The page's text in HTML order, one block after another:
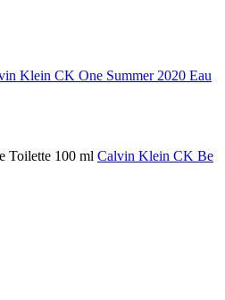
Klein CK One Summer 2020 Eau
Calvin Klein CK Be